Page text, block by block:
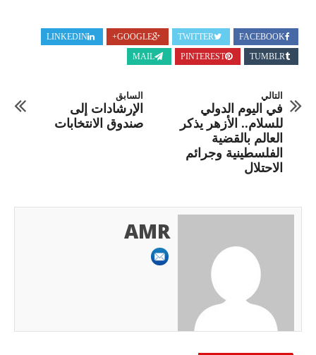
FACEBOOK
TWITTER
GOOGLE+
LINKEDIN
TUMBLR
PINTEREST
MAIL
السابق
الإرشادات إلى
صندوق الانتخابات
التالي
في اليوم الدولي
للسلام.. الأزهر يذكر
العالم بالقضية
الفلسطينية وجرائم
الاحتلال
AMR